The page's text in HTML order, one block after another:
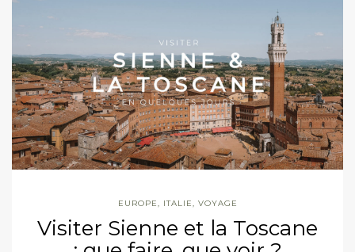
EUROPE ITALIE VOYAGE
Visiter Sienne et la Toscane